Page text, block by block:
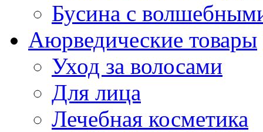
Бусина с
Аюрведические товары
Уход за волосами
Для лица
Лечебная косметика